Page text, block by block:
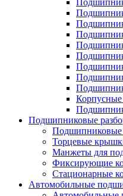
Подшипниковые
Подшипниковые
Торцевые
Манжеты для
Фиксирующие
Стационарные
Автомобильные